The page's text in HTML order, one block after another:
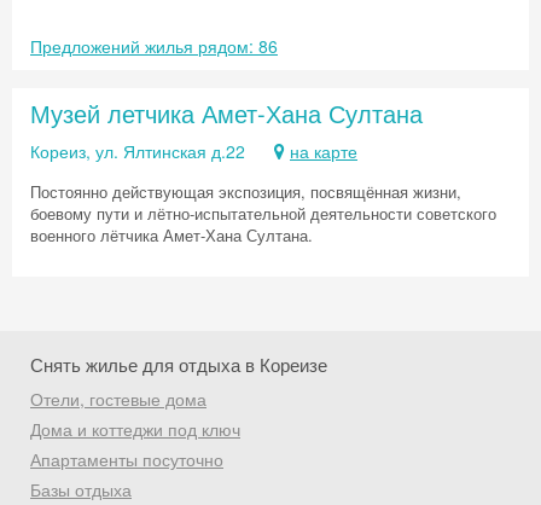
Предложений жилья рядом: 86
Музей летчика Амет-Хана Султана
Кореиз, ул. Ялтинская д.22 на карте
Постоянно действующая экспозиция, посвящённая жизни,
боевому пути и лётно-испытательной деятельности советского
военного лётчика Амет-Хана Султана.
Снять жилье для отдыха в Кореизе
Отели, гостевые дома
Дома и коттеджи под ключ
Апартаменты посуточно
Базы отдыха
Скидка −5%
Хочешь дешевле? Оставь почту и получи
промокод на первое бронирование!